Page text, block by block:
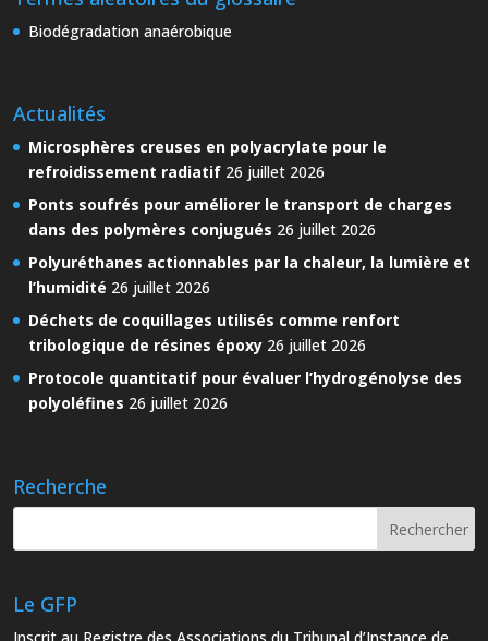
Biodégradation anaérobique
Actualités
Microsphères creuses en polyacrylate pour le
refroidissement radiatif 26 juillet 2026
Ponts soufrés pour améliorer le transport de charges
dans des polymères conjugués 26 juillet 2026
Polyuréthanes actionnables par la chaleur, la lumière et
l’humidité 26 juillet 2026
Déchets de coquillages utilisés comme renfort
tribologique de résines époxy 26 juillet 2026
Protocole quantitatif pour évaluer l’hydrogénolyse des
polyoléfines 26 juillet 2026
Recherche
Le GFP